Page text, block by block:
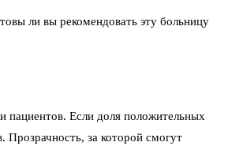
ли вы рекомендовать эту больницу
пациентов. Если доля положительных
Прозрачность, за которой смогут